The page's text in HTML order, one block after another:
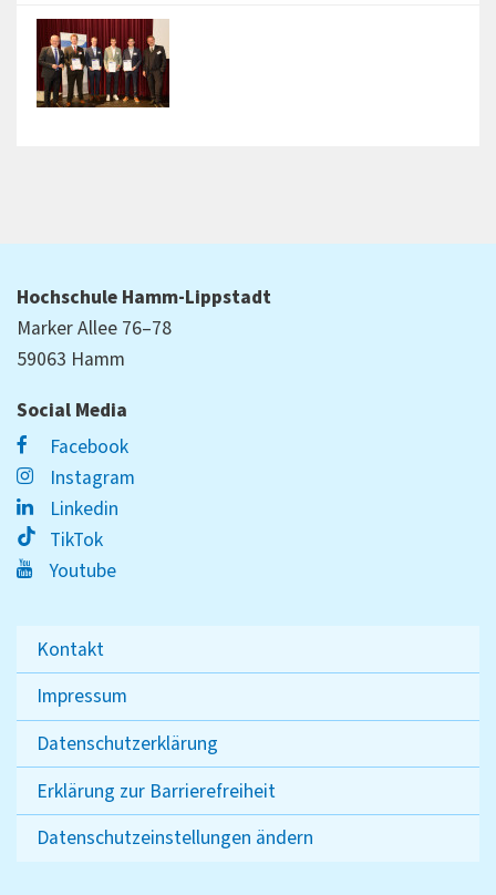
Hochschule Hamm-Lippstadt
Marker Allee 76–78
59063 Hamm
Social Media
Facebook
Instagram
Linkedin
TikTok
Youtube
Kontakt
Impressum
Datenschutzerklärung
Erklärung zur Barrierefreiheit
Datenschutzeinstellungen ändern